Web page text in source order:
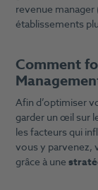
revenue
établissements
Comment
Afin d’optimiser
garder un œil sur
les facteurs qui
vous y parvenez,
grâce à une